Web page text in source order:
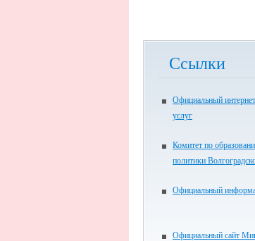
Ссылки
Официальный
услуг
Комитет по
политики
Официальный
Официальный сайт